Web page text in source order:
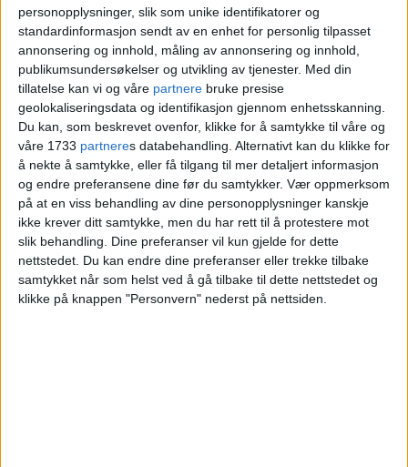
personopplysninger, slik som unike identifikatorer og
standardinformasjon sendt av en enhet for personlig tilpasset
annonsering og innhold, måling av annonsering og innhold,
publikumsundersøkelser og utvikling av tjenester. Med din
tillatelse kan vi og våre partnere bruke presise
geolokaliseringsdata og identifikasjon gjennom enhetsskanning.
Du kan, som beskrevet ovenfor, klikke for å samtykke til våre og
våre 1733 partneres databehandling. Alternativt kan du klikke for
å nekte å samtykke, eller få tilgang til mer detaljert informasjon
og endre preferansene dine før du samtykker. Vær oppmerksom
på at en viss behandling av dine personopplysninger kanskje
ikke krever ditt samtykke, men du har rett til å protestere mot
slik behandling. Dine preferanser vil kun gjelde for dette
nettstedet. Du kan endre dine preferanser eller trekke tilbake
samtykket når som helst ved å gå tilbake til dette nettstedet og
klikke på knappen "Personvern" nederst på nettsiden.
spent på om vi ser at det påvirker tallene,
sier helsebyråden.
Han tror pilene vil peke oppover når
testresultatene begynner å tikke inn.
Nesten 100.000
smittet i Oslo
— Jeg tror det ligger i kortene at tallet